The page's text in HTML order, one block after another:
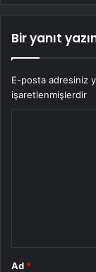
Bir yanıt
E-posta adresiniz
işaretlenmişlerdir
Ad *